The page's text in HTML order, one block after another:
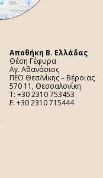
Aποθήκη Β. Ελλάδας
Θέση Γέφυρα
Αγ. Αθανάσιος
ΠΕΟ Θεσ/νίκης – Βέροιας
570 11, Θεσσαλονίκη
Τ: +30 2310 753453
F: +30 2310 715444